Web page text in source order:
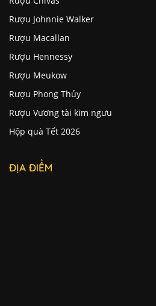
Rượu Johnnie Walker
Rượu Macallan
Rượu Hennessy
Rượu Meukow
Rượu Phong Thủy
Rượu Vương tài kim ngưu
Hộp quà Tết 2026
ĐỊA ĐIỂM